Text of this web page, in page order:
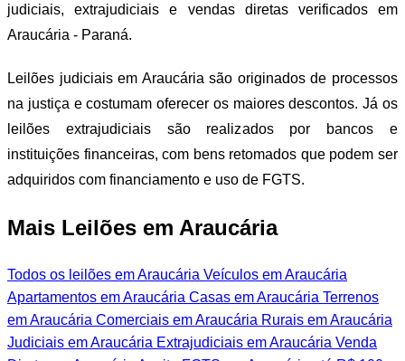
judiciais, extrajudiciais e vendas diretas verificados em
Araucária - Paraná.
Leilões judiciais em Araucária são originados de processos
na justiça e costumam oferecer os maiores descontos. Já os
leilões extrajudiciais são realizados por bancos e
instituições financeiras, com bens retomados que podem ser
adquiridos com financiamento e uso de FGTS.
Mais Leilões em Araucária
Todos os leilões em Araucária Veículos em Araucária
Apartamentos em Araucária Casas em Araucária Terrenos
em Araucária Comerciais em Araucária Rurais em Araucária
Judiciais em Araucária Extrajudiciais em Araucária Venda